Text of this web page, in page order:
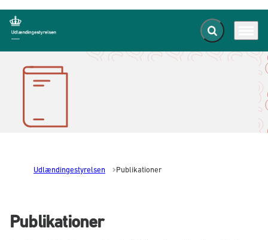
Gå til forsiden Fold søgefelt ud
Udlændingestyrelsen Publikationer
Publikationer